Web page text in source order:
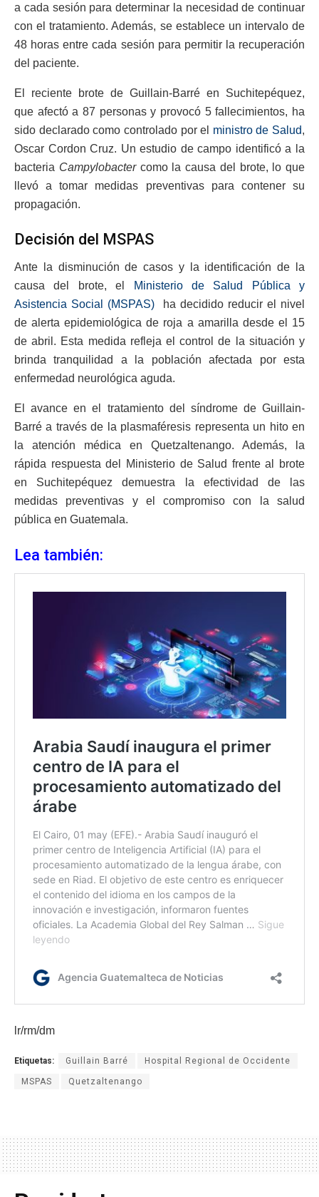
a cada sesión para determinar la necesidad de continuar
con el tratamiento. Además, se establece un intervalo de
48 horas entre cada sesión para permitir la recuperación
del paciente.
El reciente brote de Guillain-Barré en Suchitepéquez,
que afectó a 87 personas y provocó 5 fallecimientos, ha
sido declarado como controlado por el ministro de Salud,
Oscar Cordon Cruz. Un estudio de campo identificó a la
bacteria Campylobactercomo la causa del brote, lo que
llevó a tomar medidas preventivas para contener su
propagación.
Decisión del MSPAS
Ante la disminución de casos y la identificación de la
causa del brote, el
Ministerio de Salud Pública y
Asistencia Social (MSPAS) ha decidido reducir el nivel
de alerta epidemiológica de roja a amarilla desde el 15
de abril. Esta medida refleja el control de la situación y
brinda tranquilidad a la población afectada por esta
enfermedad neurológica aguda.
El avance en el tratamiento del síndrome de Guillain-
Barré a través de la plasmaféresis representa un hito en
la atención médica en Quetzaltenango. Además, la
rápida respuesta del Ministerio de Salud frente al brote
en Suchitepéquez demuestra la efectividad de las
medidas preventivas y el compromiso con la salud
pública en Guatemala.
Lea también:
lr/rm/dm
Etiquetas: Guillain Barré Hospital Regional de Occidente
MSPAS Quetzaltenango